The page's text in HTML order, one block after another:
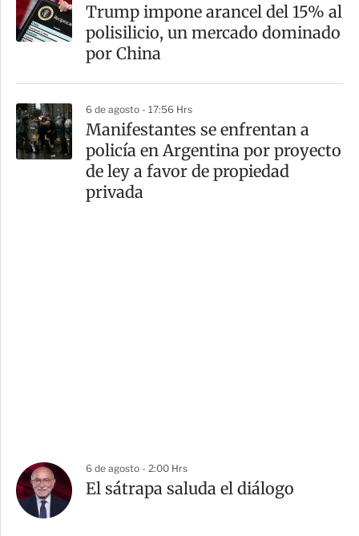
Trump impone arancel del 15% al
polisilicio, un mercado dominado
por China
6 de agosto - 17:56 Hrs
Manifestantes se enfrentan a
policía en Argentina por proyecto
de ley a favor de propiedad
privada
6 de agosto - 2:00 Hrs
El sátrapa saluda el diálogo